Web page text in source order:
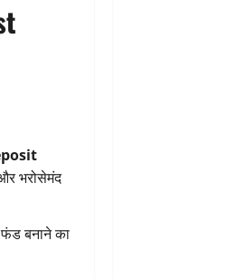
भरोसेमंद
बनाने का